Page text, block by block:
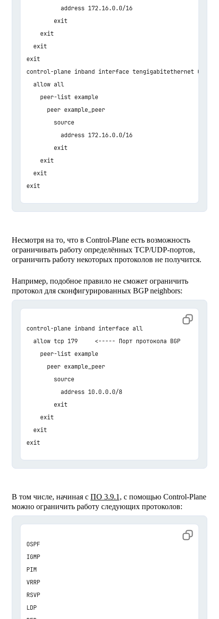
          address 172.16.0.0/16
        exit
    exit
  exit
exit
control-plane inband interface tengigabitethernet 0/0/4
  allow all
    peer-list example
      peer example_peer
        source
          address 172.16.0.0/16
        exit
    exit
  exit
Несмотря на то, что в Control-Plane есть возможность
ограничивать работу определённых TCP/UDP-портов,
ограничить работу некоторых протоколов не получится.
Например, подобное правило не сможет ограничить
протокол для cконфигурированных BGP neighbors:
control-plane inband interface all
  allow tcp 179     <----- Порт протокола BGP
    peer-list example
      peer example_peer
        source
          address 10.0.0.0/8
        exit
    exit
  exit
В том числе, начиная с ПО 3.9.1, с помощью Control-Plane
можно ограничить работу следующих протоколов:
OSPF
IGMP
PIM
VRRP
RSVP
LDP